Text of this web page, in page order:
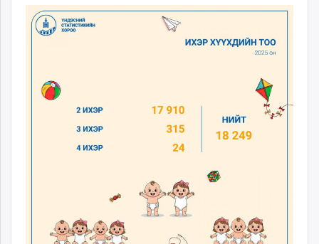
24tsag.mn
shuud.mn
zarig.mn
today.mn
shudarga.mn
shuurhai.mn